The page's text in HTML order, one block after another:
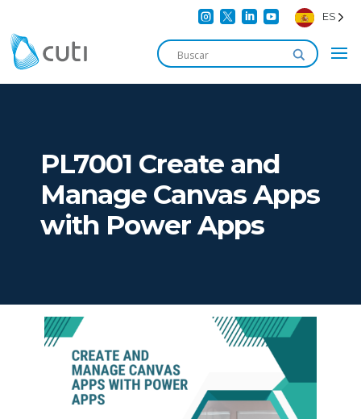
    ES
PL7001 Create and
Manage Canvas Apps
with Power Apps